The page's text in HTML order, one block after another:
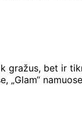
gražus, bet ir
„Glam“